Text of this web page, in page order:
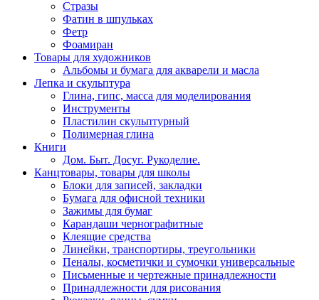
Стразы
Фатин в шпульках
Фетр
Фоамиран
Товары для художников
Альбомы и бумага для акварели и масла
Лепка и скульптура
Глина, гипс, масса для моделирования
Инструменты
Пластилин скульптурный
Полимерная глина
Книги
Дом. Быт. Досуг. Рукоделие.
Канцтовары, товары для школы
Блоки для записей, закладки
Бумага для офисной техники
Зажимы для бумаг
Карандаши чернографитные
Клеящие средства
Линейки, транспортиры, треугольники
Пеналы, косметички и сумочки универсальные
Письменные и чертежные принадлежности
Принадлежности для рисования